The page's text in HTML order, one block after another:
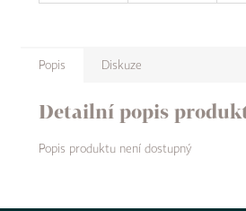
Popis Diskuze
Detailní popis
Popis produktu není dostupný